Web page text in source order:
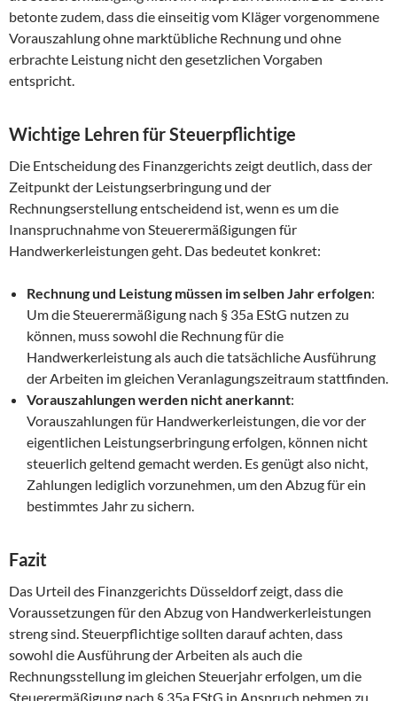
betonte zudem, dass die einseitig vom Kläger vorgenommene
Vorauszahlung ohne marktübliche Rechnung und ohne
erbrachte Leistung nicht den gesetzlichen Vorgaben
entspricht.
Wichtige Lehren für Steuerpflichtige
Die Entscheidung des Finanzgerichts zeigt deutlich, dass der
Zeitpunkt der Leistungserbringung und der
Rechnungserstellung entscheidend ist, wenn es um die
Inanspruchnahme von Steuerermäßigungen für
Handwerkerleistungen geht. Das bedeutet konkret:
Rechnung und Leistung müssen im selben Jahr erfolgen:
Um die Steuerermäßigung nach § 35a EStG nutzen zu
können, muss sowohl die Rechnung für die
Handwerkerleistung als auch die tatsächliche Ausführung
der Arbeiten im gleichen Veranlagungszeitraum stattfinden.
Vorauszahlungen werden nicht anerkannt:
Vorauszahlungen für Handwerkerleistungen, die vor der
eigentlichen Leistungserbringung erfolgen, können nicht
steuerlich geltend gemacht werden. Es genügt also nicht,
Zahlungen lediglich vorzunehmen, um den Abzug für ein
bestimmtes Jahr zu sichern.
Fazit
Das Urteil des Finanzgerichts Düsseldorf zeigt, dass die
Voraussetzungen für den Abzug von Handwerkerleistungen
streng sind. Steuerpflichtige sollten darauf achten, dass
sowohl die Ausführung der Arbeiten als auch die
Rechnungsstellung im gleichen Steuerjahr erfolgen, um die
Steuerermäßigung nach § 35a EStG in Anspruch nehmen zu